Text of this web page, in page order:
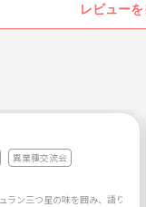
レビュー
異業種交流会